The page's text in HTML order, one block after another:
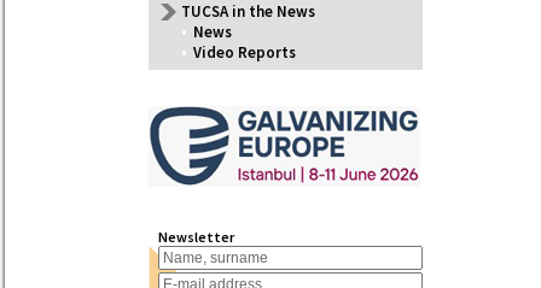
TUCSA in the News
• News
• Video Reports
Newsletter